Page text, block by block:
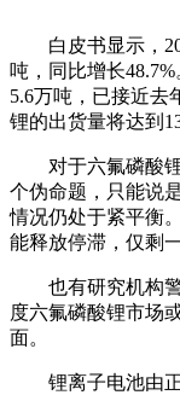
白皮书显示，
吨，同比增长
5.6万吨，已接近去
锂的出货量将达到
对于六氟磷酸锂
个伪命题，只能说
情况仍处于紧平衡
能释放停滞，仅剩
也有研究机构警
度六氟磷酸锂市场
面。
锂离子电池由正